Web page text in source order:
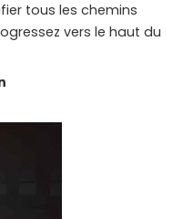
tous les chemins
vers le haut du